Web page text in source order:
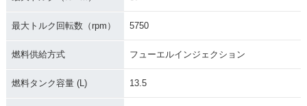
最大トルク回転数（rpm） 5750
燃料供給方式 フューエルインジェクション
燃料タンク容量 (L) 13.5